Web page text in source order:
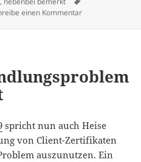
einen Kommentarzu Damit nicht
spricht nun auch Heise
von Client-Zertifikaten
auszunutzen. Ein